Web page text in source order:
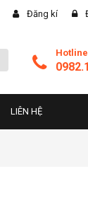
Đăng kí
LIÊN HỆ